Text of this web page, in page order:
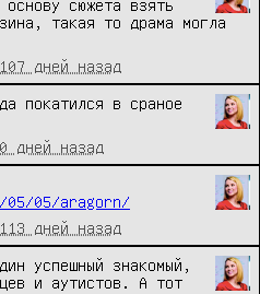
основу сюжета взять
такая то драма могла
дней назад
покатился в сраное
дней назад
05/aragorn/
дней назад
успешный знакомый,
и аутистов. А тот